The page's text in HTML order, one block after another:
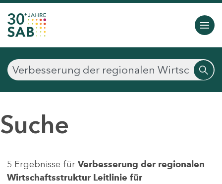
Suche
5 Ergebnisse für Verbesserung der regionalen
Wirtschaftsstruktur Leitlinie für